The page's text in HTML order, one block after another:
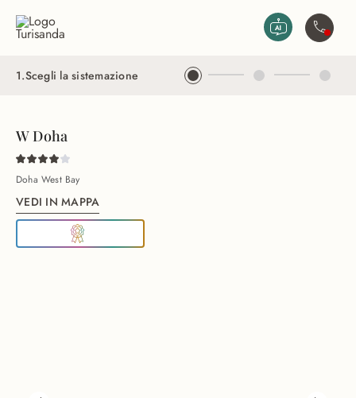
1.Scegli la sistemazione
W Doha
Doha West Bay
VEDI IN MAPPA